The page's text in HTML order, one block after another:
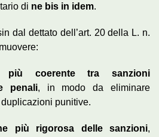
di ne bis in idem.
dal dettato dell’art. 20 della L. n.
più coerente tra sanzioni
penali, in modo da eliminare
punitive.
più rigorosa delle sanzioni,